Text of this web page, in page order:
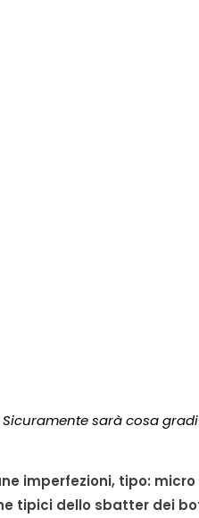
sarà cosa
imperfezioni, tipo:
tipici dello sbatter dei